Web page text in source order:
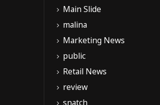
Main Slide
malina
Marketing News
public
Retail News
review
snatch